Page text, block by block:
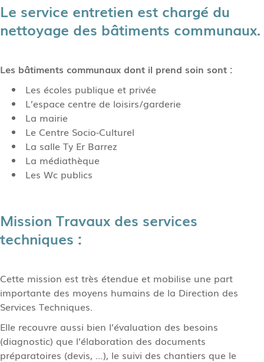
Le service entretien est chargé du
nettoyage des bâtiments communaux.
Les bâtiments communaux dont il prend soin sont :
Les écoles publique et privée
L’espace centre de loisirs/garderie
La mairie
Le Centre Socio-Culturel
La salle Ty Er Barrez
La médiathèque
Les Wc publics
Mission Travaux des services
techniques :
Cette mission est très étendue et mobilise une part
importante des moyens humains de la Direction des
Services Techniques.
Elle recouvre aussi bien l’évaluation des besoins
(diagnostic) que l’élaboration des documents
préparatoires (devis, …), le suivi des chantiers que le